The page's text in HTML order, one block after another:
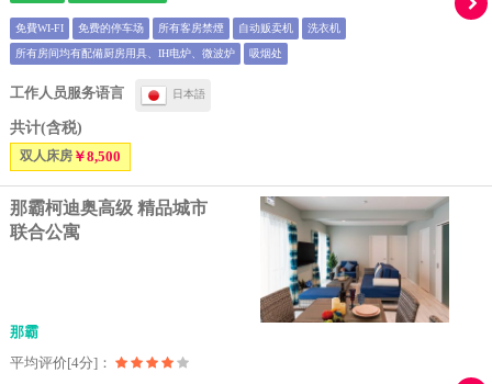
免費WI-FI 免费的停车场 所有客房禁煙 自动贩卖机 洗衣机
所有房间均有配備厨房用具、IH电炉、微波炉 吸烟处
工作人员服务语言 日本語
共计(含税)
双人床房￥8,500
那霸柯迪奥高级 精品城市
联合公寓
那霸
平均评价[4分]：